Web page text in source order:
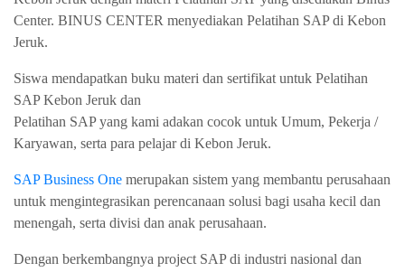
Center. BINUS CENTER menyediakan Pelatihan SAP di Kebon
Jeruk.
Siswa mendapatkan buku materi dan sertifikat untuk Pelatihan
SAP Kebon Jeruk dan
Pelatihan SAP yang kami adakan cocok untuk Umum, Pekerja /
Karyawan, serta para pelajar di Kebon Jeruk.
SAP Business One merupakan sistem yang membantu perusahaan
untuk mengintegrasikan perencanaan solusi bagi usaha kecil dan
menengah, serta divisi dan anak perusahaan.
Dengan berkembangnya project SAP di industri nasional dan